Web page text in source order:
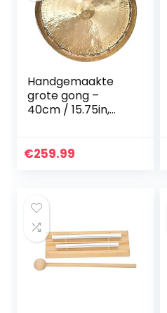
Handgemaakte
grote gong –
40cm / 15.75in,
percussie-
€259.99